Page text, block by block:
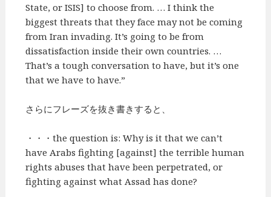
State, or ISIS] to choose from. … I think the
biggest threats that they face may not be coming
from Iran invading. It’s going to be from
dissatisfaction inside their own countries. …
That’s a tough conversation to have, but it’s one
that we have to have.”
さらにフレーズを抜き書きすると、
・・・the question is: Why is it that we can’t
have Arabs fighting [against] the terrible human
rights abuses that have been perpetrated, or
fighting against what Assad has done?